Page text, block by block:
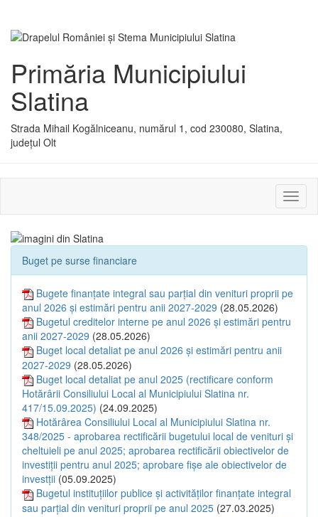
Primăria Municipiului
Slatina
Strada Mihail Kogălniceanu, numărul 1, cod 230080, Slatina,
județul Olt
sau
Buget pe surse financiare
Bugete finanțate integral sau parțial din venituri proprii pe
anul 2026 și estimări pentru anii 2027-2029 (28.05.2026)
Bugetul creditelor interne pe anul 2026 și estimări pentru
anii 2027-2029 (28.05.2026)
Buget local detaliat pe anul 2026 și estimări pentru anii
2027-2029 (28.05.2026)
Buget local detaliat pe anul 2025 (rectificare conform
Hotărârii Consiliului Local al Municipiului Slatina nr.
417/15.09.2025) (24.09.2025)
Hotărârea Consiliului Local al Municipiului Slatina nr.
348/2025 - aprobarea rectificării bugetului local de venituri și
cheltuieli pe anul 2025; aprobarea rectificării obiectivelor de
investiții pentru anul 2025; aprobare fișe ale obiectivelor de
investții (05.09.2025)
Bugetul instituțiilor publice și activităților finanțate integral
sau parțial din venituri proprii pe anul 2025 (27.03.2025)